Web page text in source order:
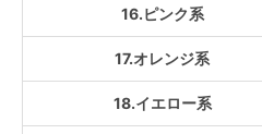
16.ピンク系
17.オレンジ系
18.イエロー系